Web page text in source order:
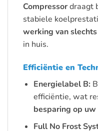
Compressordraagt
stabiele
werking van
in huis.
Efficiëntie en
Energielabel B:
efficiëntie, wat
besparing op
Full No Frost